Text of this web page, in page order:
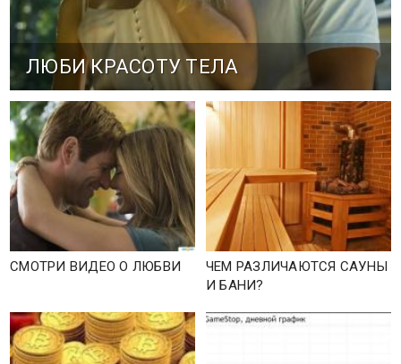
ЛЮБИ КРАСОТУ ТЕЛА
СМОТРИ ВИДЕО О ЛЮБВИ
ЧЕМ РАЗЛИЧАЮТСЯ САУНЫ
И БАНИ?